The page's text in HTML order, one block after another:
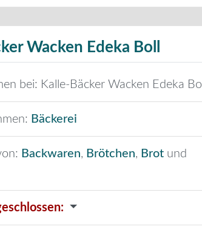
Wacken Edeka Boll
bei: Kalle-Bäcker Wacken Edeka Boll
Bäckerei
Backwaren, Brötchen, Brot und
: